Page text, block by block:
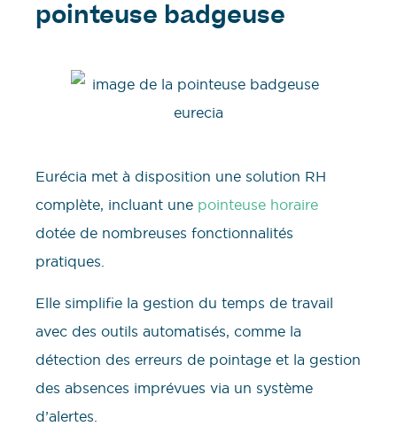
pointeuse badgeuse
Eurécia met à disposition une solution RH
complète, incluant une pointeuse horaire
dotée de nombreuses fonctionnalités
pratiques.
Elle simplifie la gestion du temps de travail
avec des outils automatisés, comme la
détection des erreurs de pointage et la gestion
des absences imprévues via un système
d’alertes.